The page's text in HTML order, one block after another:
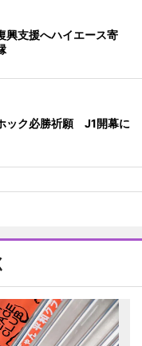
興支援へハイエース寄
ック必勝祈願 J1開幕に